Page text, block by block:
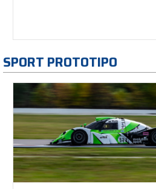
SPORT PROTOTIPO